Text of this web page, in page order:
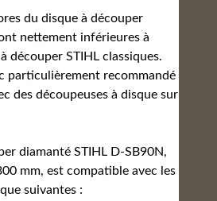
du disque à découper
nettement inférieures à
découper STIHL classiques.
particulièrement recommandé
des découpeuses à disque sur
diamanté STIHL D-SB90N,
mm, est compatible avec les
suivantes :